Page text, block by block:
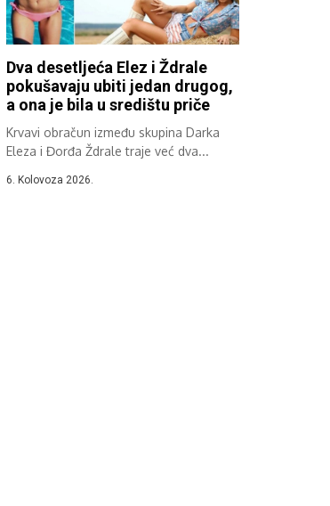
Dva desetljeća Elez i Ždrale
pokušavaju ubiti jedan drugog,
a ona je bila u središtu priče
Krvavi obračun između skupina Darka
Eleza i Đorđa Ždrale traje već dva...
6. Kolovoza 2026.